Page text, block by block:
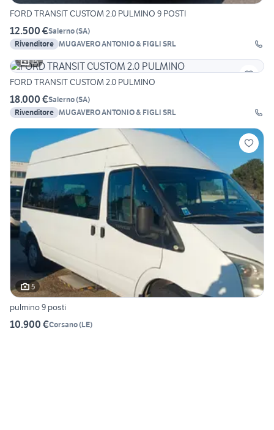
FORD TRANSIT CUSTOM 2.0 PULMINO 9 POSTI
12.500 €Salerno(SA)
Rivenditore MUGAVERO ANTONIO & FIGLI SRL
15
FORD TRANSIT CUSTOM 2.0 PULMINO
18.000 €Salerno(SA)
Rivenditore MUGAVERO ANTONIO & FIGLI SRL
5
pulmino 9 posti
10.900 €Corsano(LE)